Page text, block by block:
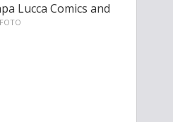
Lucca Comics and